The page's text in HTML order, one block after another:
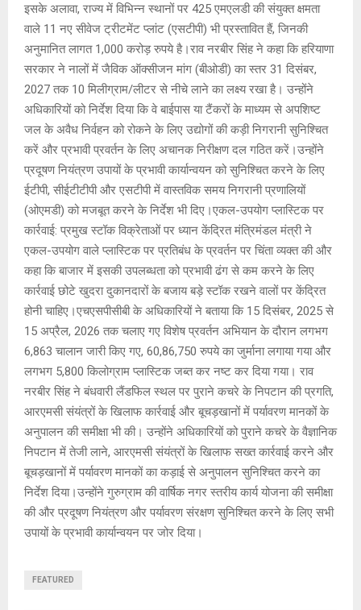
इसके अलावा, राज्य में विभिन्न स्थानों पर 425 एमएलडी की संयुक्त क्षमता
वाले 11 नए सीवेज ट्रीटमेंट प्लांट (एसटीपी) भी प्रस्तावित हैं, जिनकी
अनुमानित लागत 1,000 करोड़ रुपये है।राव नरबीर सिंह ने कहा कि हरियाणा
सरकार ने नालों में जैविक ऑक्सीजन मांग (बीओडी) का स्तर 31 दिसंबर,
2027 तक 10 मिलीग्राम/लीटर से नीचे लाने का लक्ष्य रखा है। उन्होंने
अधिकारियों को निर्देश दिया कि वे बाईपास या टैंकरों के माध्यम से अपशिष्ट
जल के अवैध निर्वहन को रोकने के लिए उद्योगों की कड़ी निगरानी सुनिश्चित
करें और प्रभावी प्रवर्तन के लिए अचानक निरीक्षण दल गठित करें।उन्होंने
प्रदूषण नियंत्रण उपायों के प्रभावी कार्यान्वयन को सुनिश्चित करने के लिए
ईटीपी, सीईटीटीपी और एसटीपी में वास्तविक समय निगरानी प्रणालियों
(ओएमडी) को मजबूत करने के निर्देश भी दिए।एकल-उपयोग प्लास्टिक पर
कार्रवाई: प्रमुख स्टॉक विक्रेताओं पर ध्यान केंद्रित मंत्रिमंडल मंत्री ने
एकल-उपयोग वाले प्लास्टिक पर प्रतिबंध के प्रवर्तन पर चिंता व्यक्त की और
कहा कि बाजार में इसकी उपलब्धता को प्रभावी ढंग से कम करने के लिए
कार्रवाई छोटे खुदरा दुकानदारों के बजाय बड़े स्टॉक रखने वालों पर केंद्रित
होनी चाहिए।एचएसपीसीबी के अधिकारियों ने बताया कि 15 दिसंबर, 2025 से
15 अप्रैल, 2026 तक चलाए गए विशेष प्रवर्तन अभियान के दौरान लगभग
6,863 चालान जारी किए गए, 60,86,750 रुपये का जुर्माना लगाया गया और
लगभग 5,800 किलोग्राम प्लास्टिक जब्त कर नष्ट कर दिया गया। राव
नरबीर सिंह ने बंधवारी लैंडफिल स्थल पर पुराने कचरे के निपटान की प्रगति,
आरएमसी संयंत्रों के खिलाफ कार्रवाई और बूचड़खानों में पर्यावरण मानकों के
अनुपालन की समीक्षा भी की। उन्होंने अधिकारियों को पुराने कचरे के वैज्ञानिक
निपटान में तेजी लाने, आरएमसी संयंत्रों के खिलाफ सख्त कार्रवाई करने और
बूचड़खानों में पर्यावरण मानकों का कड़ाई से अनुपालन सुनिश्चित करने का
निर्देश दिया।उन्होंने गुरुग्राम की वार्षिक नगर स्तरीय कार्य योजना की समीक्षा
की और प्रदूषण नियंत्रण और पर्यावरण संरक्षण सुनिश्चित करने के लिए सभी
उपायों के प्रभावी कार्यान्वयन पर जोर दिया।
FEATURED